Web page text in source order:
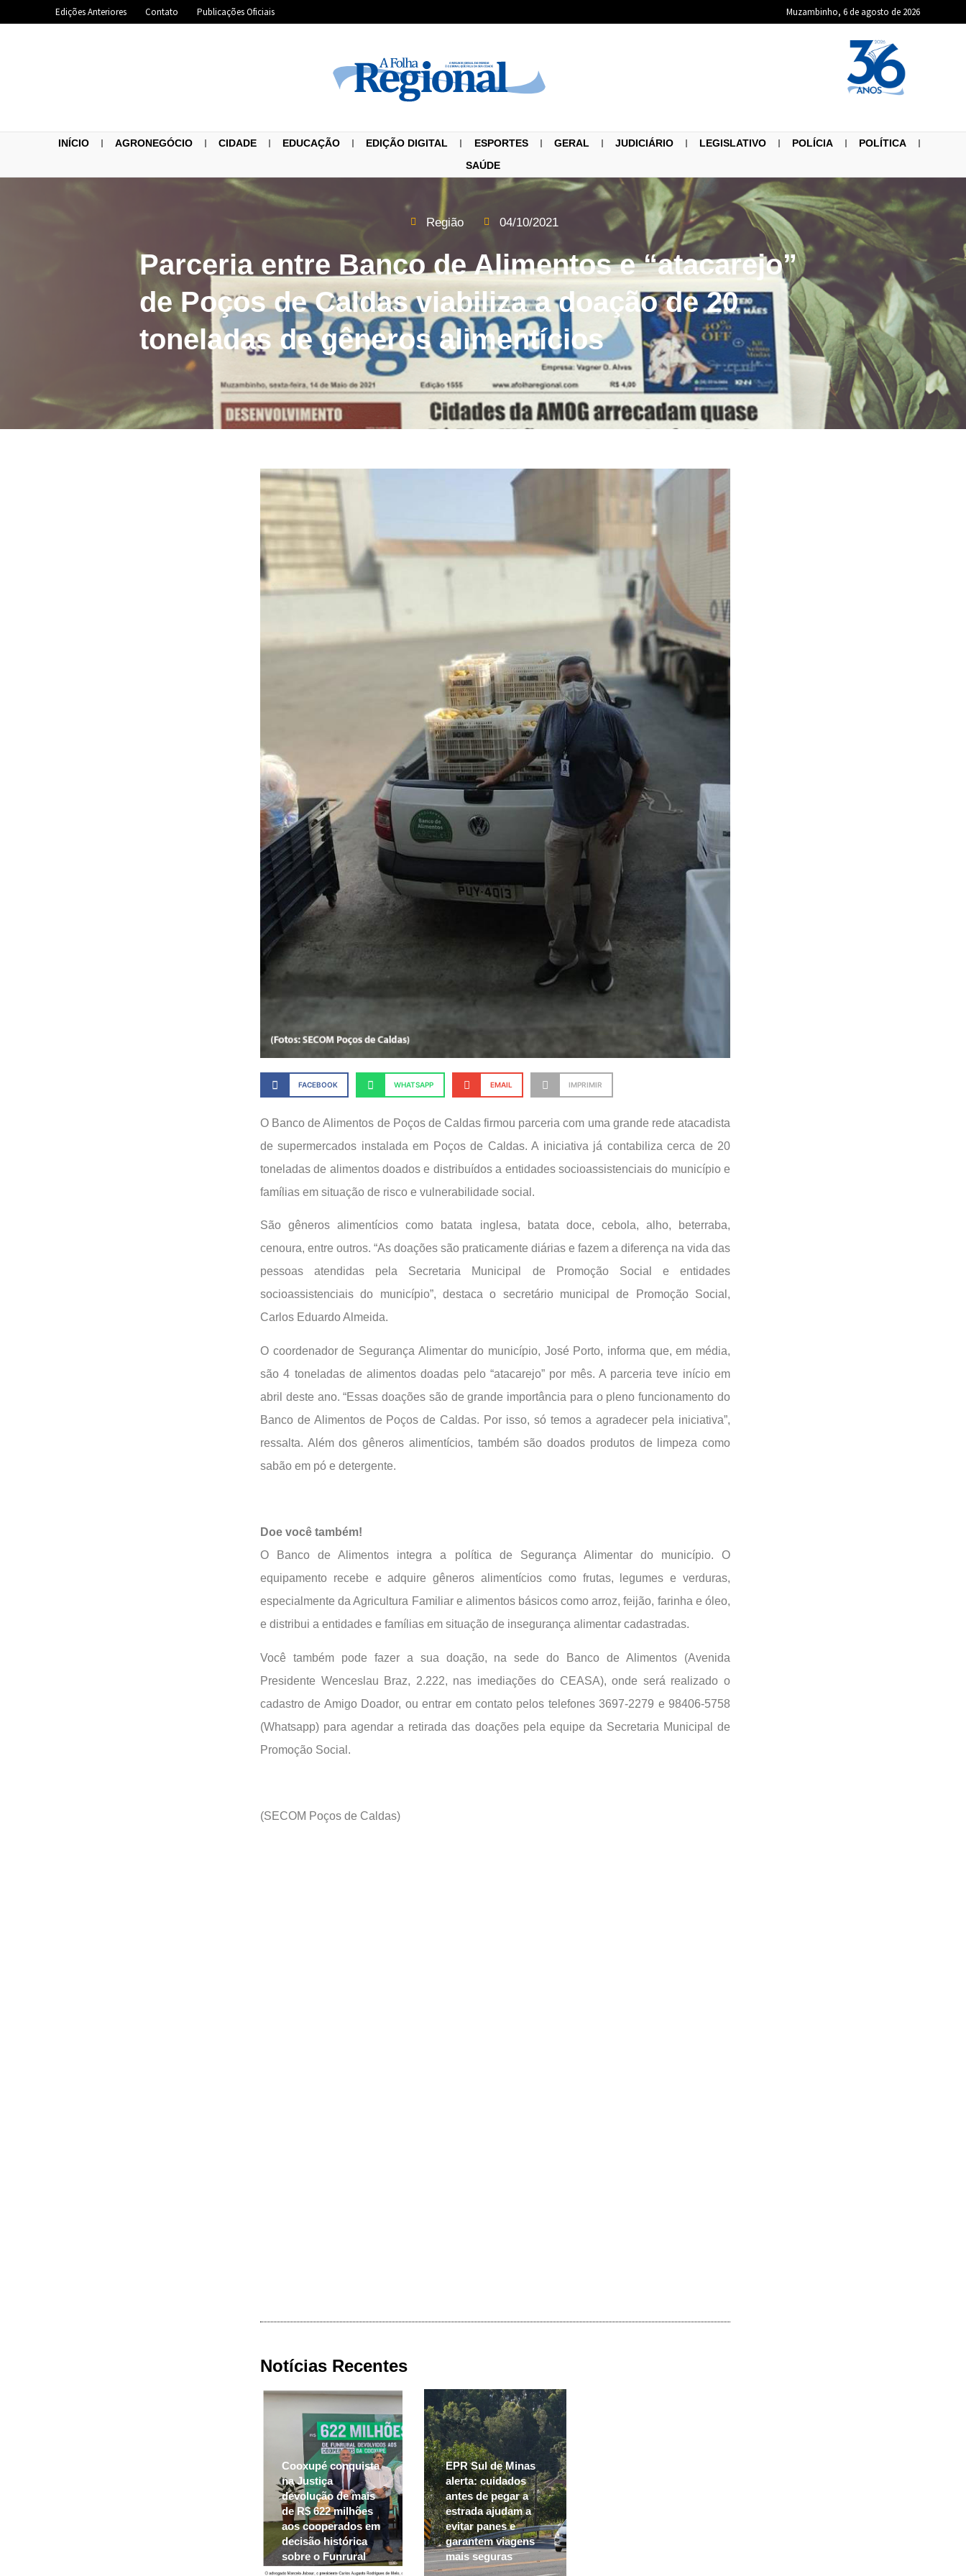
Edições Anteriores Contato Publicações Oficiais Muzambinho, 6 de agosto de 2026
INÍCIO AGRONEGÓCIO CIDADE EDUCAÇÃO EDIÇÃO DIGITAL ESPORTES GERAL JUDICIÁRIO LEGISLATIVO POLÍCIA
POLÍTICA
SAÚDE
Região 04/10/2021
Parceria entre Banco de Alimentos e “atacarejo”
de Poços de Caldas viabiliza a doação de 20
toneladas de gêneros alimentícios
FACEBOOK WHATSAPP EMAIL IMPRIMIR
O Banco de Alimentos de Poços de Caldas firmou parceria com uma grande rede atacadista
de supermercados instalada em Poços de Caldas. A iniciativa já contabiliza cerca de 20
toneladas de alimentos doados e distribuídos a entidades socioassistenciais do município e
famílias em situação de risco e vulnerabilidade social.
São gêneros alimentícios como batata inglesa, batata doce, cebola, alho, beterraba,
cenoura, entre outros. “As doações são praticamente diárias e fazem a diferença na vida das
pessoas atendidas pela Secretaria Municipal de Promoção Social e entidades
socioassistenciais do município”, destaca o secretário municipal de Promoção Social,
Carlos Eduardo Almeida.
O coordenador de Segurança Alimentar do município, José Porto, informa que, em média,
são 4 toneladas de alimentos doadas pelo “atacarejo” por mês. A parceria teve início em
abril deste ano. “Essas doações são de grande importância para o pleno funcionamento do
Banco de Alimentos de Poços de Caldas. Por isso, só temos a agradecer pela iniciativa”,
ressalta. Além dos gêneros alimentícios, também são doados produtos de limpeza como
sabão em pó e detergente.
Doe você também!
O Banco de Alimentos integra a política de Segurança Alimentar do município. O
equipamento recebe e adquire gêneros alimentícios como frutas, legumes e verduras,
especialmente da Agricultura Familiar e alimentos básicos como arroz, feijão, farinha e óleo,
e distribui a entidades e famílias em situação de insegurança alimentar cadastradas.
Você também pode fazer a sua doação, na sede do Banco de Alimentos (Avenida
Presidente Wenceslau Braz, 2.222, nas imediações do CEASA), onde será realizado o
cadastro de Amigo Doador, ou entrar em contato pelos telefones 3697-2279 e 98406-5758
(Whatsapp) para agendar a retirada das doações pela equipe da Secretaria Municipal de
Promoção Social.
(SECOM Poços de Caldas)
Notícias Recentes
Cooxupé conquista
na Justiça
devolução de mais
de R$ 622 milhões
aos cooperados em
decisão histórica
sobre o Funrural
EPR Sul de Minas
alerta: cuidados
antes de pegar a
estrada ajudam a
evitar panes e
garantem viagens
mais seguras